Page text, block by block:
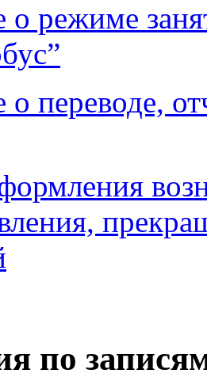
о режиме
переводе,
по